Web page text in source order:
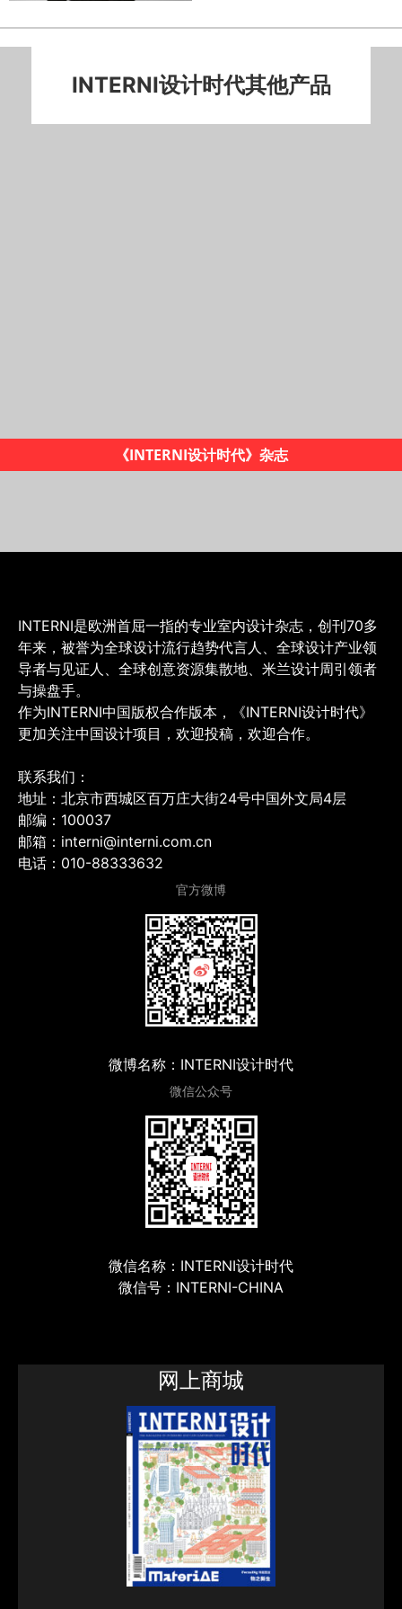
INTERNI设计时代其他产品
《INTERNI设计时代》杂志
INTERNI是欧洲首屈一指的专业室内设计杂志，创刊70多
年来，被誉为全球设计流行趋势代言人、全球设计产业领
导者与见证人、全球创意资源集散地、米兰设计周引领者
与操盘手。
作为INTERNI中国版权合作版本，《INTERNI设计时代》
更加关注中国设计项目，欢迎投稿，欢迎合作。
联系我们：
地址：北京市西城区百万庄大街24号中国外文局4层
邮编：100037
邮箱：interni@interni.com.cn
电话：010-88333632
官方微博
微博名称：INTERNI设计时代
微信公众号
微信名称：INTERNI设计时代
微信号：INTERNI-CHINA
网上商城